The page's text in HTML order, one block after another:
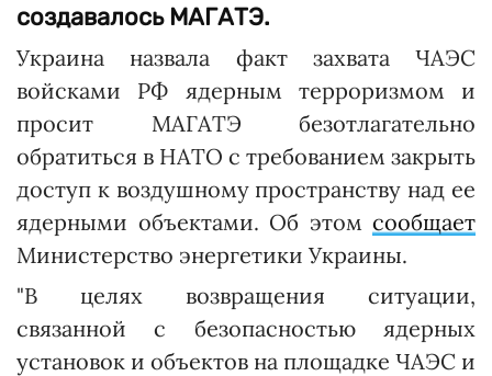
создавалось МАГАТЭ.
Украина назвала факт захвата ЧАЭС
войсками РФ ядерным терроризмом и
просит МАГАТЭ безотлагательно
обратиться в НАТО с требованием закрыть
доступ к воздушному пространству над ее
ядерными объектами. Об этом сообщает
Министерство энергетики Украины.
"В целях возвращения ситуации,
связанной с безопасностью ядерных
установок и объектов на площадке ЧАЭС и